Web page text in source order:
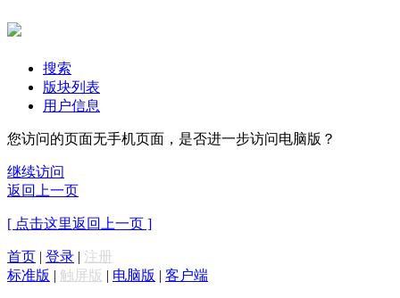
搜索
版块列表
用户信息
您访问的页面无手机页面，是否进一步访问电脑版？
继续访问
返回上一页
[ 点击这里返回上一页 ]
首页 | 登录 | 注册
标准版 | 触屏版 | 电脑版 | 客户端